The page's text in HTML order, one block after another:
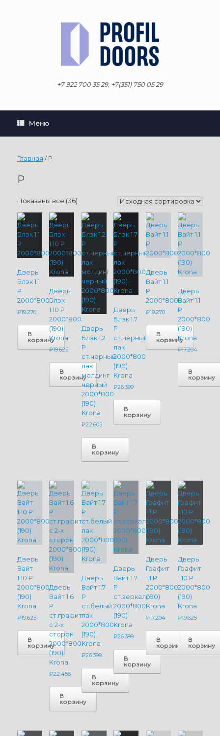
+7 922 700 35 29, +7(351) 750 05 29
Меню
Главная / P
P
Показаны все (36)
Дверь
Блэк 1.1
P
2000*800
₽19.270
В
корзину
Дверь
Блэк
1.10 P
2000*800
(190)
Krona
₽19.625
В
корзину
Дверь
Блэк 1.2
P
ст.черный
лак
молдинг
черный
2000*800
(190)
Krona
₽22.605
В
корзину
Дверь
Блэк 1.7
P
ст.черный
лак
2000*800
(190)
Krona
₽26.399
В
корзину
Дверь
Вайт 1.1
P
2000*800
₽19.270
В
корзину
Дверь
Вайт 1.1
P
2000*800
(190)
Krona
₽17.204
В
корзину
Дверь
Вайт
1.10 P
2000*800
(190)
Krona
₽19.625
В
корзину
Дверь
Вайт 1.6
P
ст.графит
с 2-х
сторон
2000*800
(190)
Krona
₽22.456
В
корзину
Дверь
Вайт 1.7
P
ст.белый
лак
2000*800
(190)
Krona
₽26.399
В
корзину
Дверь
Вайт 1.7
P
ст.зеркало
2000*800
(190)
Krona
₽26.399
В
корзину
Дверь
Графит
1.1 P
2000*800
(190)
Krona
₽17.204
В
корзину
Дверь
Графит
1.10 P
2000*800
(190)
Krona
₽19.625
В
корзину